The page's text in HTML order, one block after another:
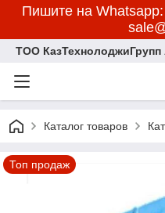
Пишите на
ТОО
Каталог товаров
Топ продаж